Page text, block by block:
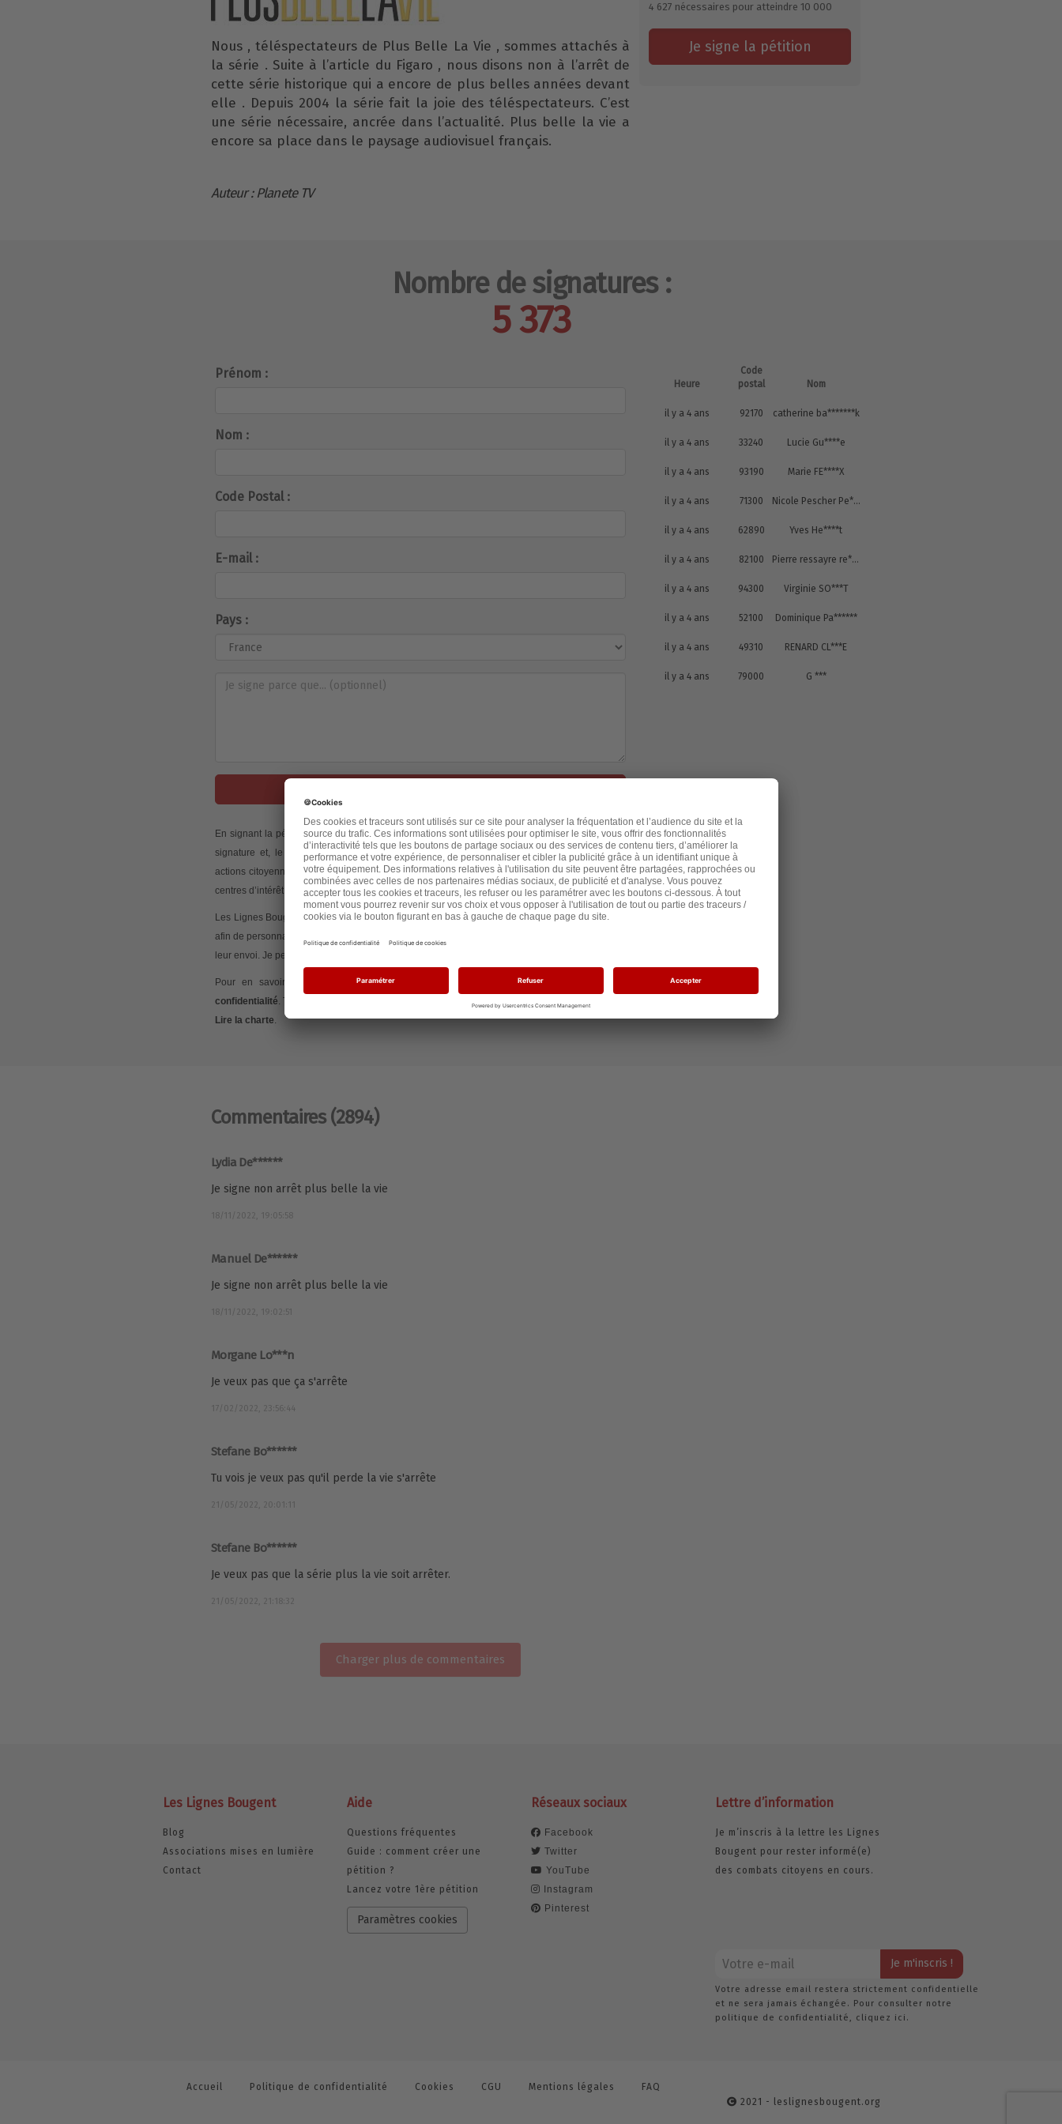
Nous , téléspectateurs de Plus Belle La Vie , sommes attachés à
la série . Suite à l’article du Figaro , nous disons non à l’arrêt de
cette série historique qui a encore de plus belles années devant
elle . Depuis 2004 la série fait la joie des téléspectateurs. C’est
une série nécessaire, ancrée dans l’actualité. Plus belle la vie a
encore sa place dans le paysage audiovisuel français.
Auteur : Planete TV
4 627 nécessaires pour atteindre 10 000
Je signe la pétition
Nombre de signatures :
5 373
Prénom :
Nom :
Code Postal :
E-mail :
Pays :
En signant la pétition, j’accepte que Les Lignes Bougent traite mes données afin de gérer ma
signature et, le cas échéant, mon commentaire. J’accepte également d’être informé(e) des
actions citoyennes initiées via Les Lignes Bougent et de recevoir des contenus adaptés à mes
centres d’intérêt.
Les Lignes Bougent peut mesurer si et quand j’ouvre ses emails, au moyen de pixels de suivi,
afin de personnaliser les contenus proposés et d’optimiser la fréquence ainsi que le moment de
leur envoi. Je peux retirer mon consentement à tout moment.
Pour en savoir plus sur ces traitements et sur mes droits, je consulte la
confidentialité. Tout commentaire doit respecter la charte des contenus de la communauté LLB.
Lire la charte.
Heure
Code
postal
Nom
il y a 4 ans 92170 catherine ba*******k
il y a 4 ans 33240 Lucie Gu****e
il y a 4 ans 93190 Marie FE****X
il y a 4 ans 71300 Nicole Pescher Pe****r
il y a 4 ans 62890 Yves He****t
il y a 4 ans 82100 Pierre ressayre re*****e
il y a 4 ans 94300 Virginie SO***T
il y a 4 ans 52100 Dominique Pa******
il y a 4 ans 49310 RENARD CL***E
il y a 4 ans 79000 G ***
Commentaires (2894)
Lydia De******
Je signe non arrêt plus belle la vie
18/11/2022, 19:05:58
Manuel De******
Je signe non arrêt plus belle la vie
18/11/2022, 19:02:51
Morgane Lo***n
Je veux pas que ça s'arrête
17/02/2022, 23:56:44
Stefane Bo******
Tu vois je veux pas qu'il perde la vie s'arrête
21/05/2022, 20:01:11
Stefane Bo******
Je veux pas que la série plus la vie soit arrêter.
21/05/2022, 21:18:32
Charger plus de commentaires
Les Lignes Bougent
Blog
Associations mises en lumière
Contact
Aide
Questions fréquentes
Guide : comment créer une
pétition ?
Lancez votre 1ère pétition
Paramètres cookies
Réseaux sociaux
Facebook
Twitter
YouTube
Instagram
Pinterest
Lettre d’information
Je m’inscris à la lettre les Lignes
Bougent pour rester informé(e)
des combats citoyens en cours.
Votre adresse email restera strictement confidentielle
et ne sera jamais échangée. Pour consulter notre
politique de confidentialité, cliquez ici.
Accueil Politique de confidentialité Cookies CGU Mentions légales
FAQ
2021 - leslignesbougent.org